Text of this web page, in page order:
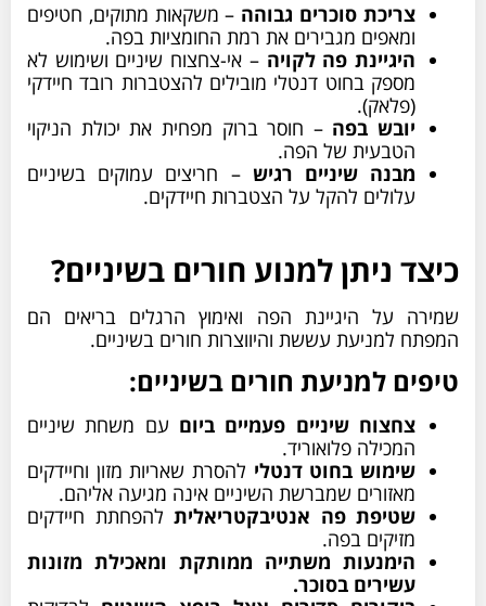
צריכת סוכרים גבוהה – משקאות מתוקים, חטיפים
ומאפים מגבירים את רמת החומציות בפה.
היגיינת פה לקויה – אי-צחצוח שיניים ושימוש לא
מספק בחוט דנטלי מובילים להצטברות רובד חיידקי
(פלאק).
יובש בפה – חוסר ברוק מפחית את יכולת הניקוי
הטבעית של הפה.
מבנה שיניים רגיש – חריצים עמוקים בשיניים
עלולים להקל על הצטברות חיידקים.
כיצד ניתן למנוע חורים בשיניים?
שמירה על היגיינת הפה ואימוץ הרגלים בריאים הם
המפתח למניעת עששת והיווצרות חורים בשיניים.
טיפים למניעת חורים בשיניים:
צחצוח שיניים פעמיים ביום עם משחת שיניים
המכילה פלואוריד.
שימוש בחוט דנטלי להסרת שאריות מזון וחיידקים
מאזורים שמברשת השיניים אינה מגיעה אליהם.
שטיפת פה אנטיבקטריאלית להפחתת חיידקים
מזיקים בפה.
הימנעות משתייה ממותקת ומאכילת מזונות
עשירים בסוכר.